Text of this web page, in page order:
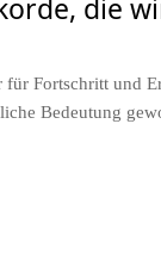
die
Fortschritt und
Bedeutung